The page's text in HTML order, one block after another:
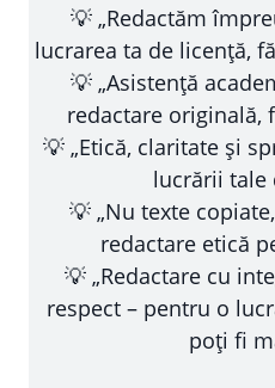
💡 „Redactăm
lucrarea ta de licență,
💡 „Asistență
redactare originală,
💡 „Etică, claritate și
lucrării tale
💡 „Nu texte
redactare etică
💡 „Redactare cu
respect – pentru o
poți fi